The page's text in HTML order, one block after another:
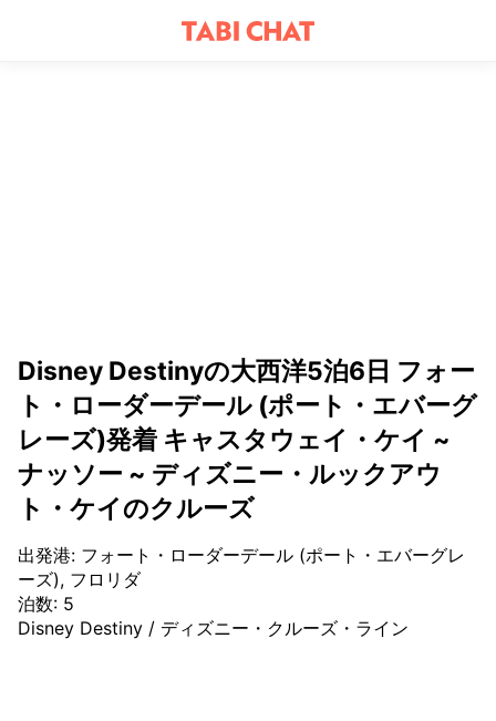
Disney Destinyの大西洋5泊6日 フォー
ト・ローダーデール (ポート・エバーグ
レーズ)発着 キャスタウェイ・ケイ ~
ナッソー ~ ディズニー・ルックアウ
ト・ケイのクルーズ
出発港: フォート・ローダーデール (ポート・エバーグレ
ーズ), フロリダ
泊数: 5
Disney Destiny / ディズニー・クルーズ・ライン